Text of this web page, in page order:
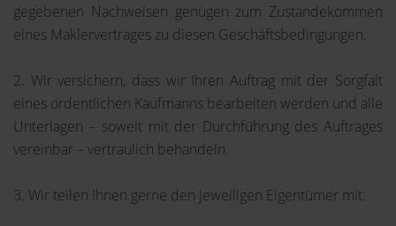
gegebenen Nachweisen genügen zum Zustandekommen
eines Maklervertrages zu diesen Geschäftsbedingungen.
2. Wir versichern, dass wir Ihren Auftrag mit der Sorgfalt
eines ordentlichen Kaufmanns bearbeiten werden und alle
Unterlagen – soweit mit der Durchführung des Auftrages
vereinbar – vertraulich behandeln.
3. Wir teilen Ihnen gerne den jeweiligen Eigentümer mit.